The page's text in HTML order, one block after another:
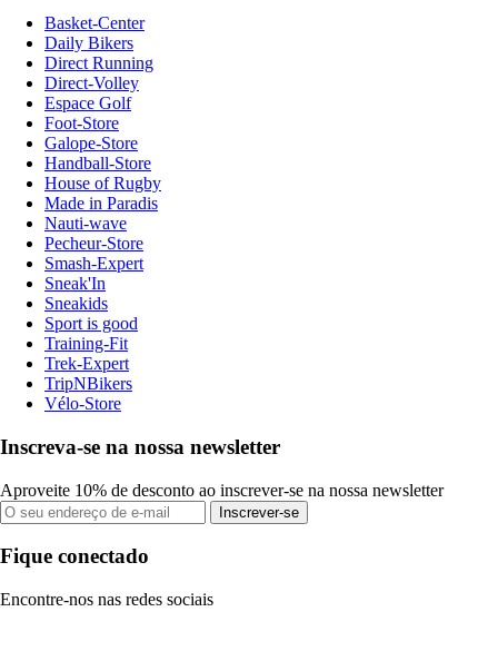
Basket-Center
Daily Bikers
Direct Running
Direct-Volley
Espace Golf
Foot-Store
Galope-Store
Handball-Store
House of Rugby
Made in Paradis
Nauti-wave
Pecheur-Store
Smash-Expert
Sneak'In
Sneakids
Sport is good
Training-Fit
Trek-Expert
TripNBikers
Vélo-Store
Inscreva-se na nossa newsletter
Aproveite 10% de desconto ao inscrever-se na nossa newsletter
Inscrever-se
Fique conectado
Encontre-nos nas redes sociais